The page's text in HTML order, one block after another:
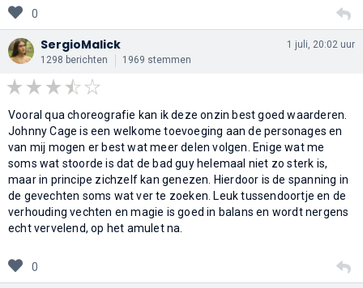
0
SergioMalick
1298 berichten 1969 stemmen
1 juli, 20:02 uur
Vooral qua choreografie kan ik deze onzin best goed waarderen.
Johnny Cage is een welkome toevoeging aan de personages en
van mij mogen er best wat meer delen volgen. Enige wat me
soms wat stoorde is dat de bad guy helemaal niet zo sterk is,
maar in principe zichzelf kan genezen. Hierdoor is de spanning in
de gevechten soms wat ver te zoeken. Leuk tussendoortje en de
verhouding vechten en magie is goed in balans en wordt nergens
echt vervelend, op het amulet na.
0